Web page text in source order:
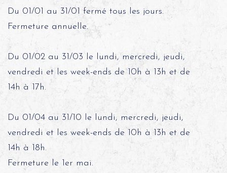
Du 01/01 au 31/01 fermé tous les jours.
Fermeture annuelle.
Du 01/02 au 31/03 le lundi, mercredi, jeudi,
vendredi et les week-ends de 10h à 13h et de
14h à 17h.
Du 01/04 au 31/10 le lundi, mercredi, jeudi,
vendredi et les week-ends de 10h à 13h et de
14h à 18h.
Fermeture le 1er mai.